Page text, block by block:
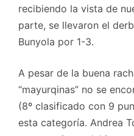
recibiendo la vista de
parte, se llevaron el
Bunyola por 1-3.
A pesar de la buena
“mayurqinas” no se
(8º clasificado con 9
esta categoría. Andrea